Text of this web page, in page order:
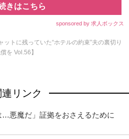
きはこちら
sponsored by 求人ボックス
ットに残っていた“ホテルの約束”夫の裏切り
を Vol.56】
連リンク
…悪魔だ」証拠をおさえるために